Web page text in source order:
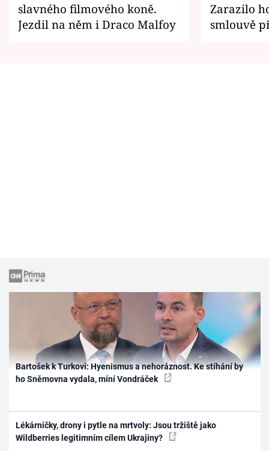
slavného filmového koně.
Jezdil na něm i Draco Malfoy
Zarazilo
smlouvě
Bartošek k Turkovi: Hyenismus a nehoráznost. Ke stíhání by
ho Sněmovna vydala, míní Vondráček
Lékárničky, drony i pytle na mrtvoly: Jsou tržiště jako
Wildberries legitimním cílem Ukrajiny?